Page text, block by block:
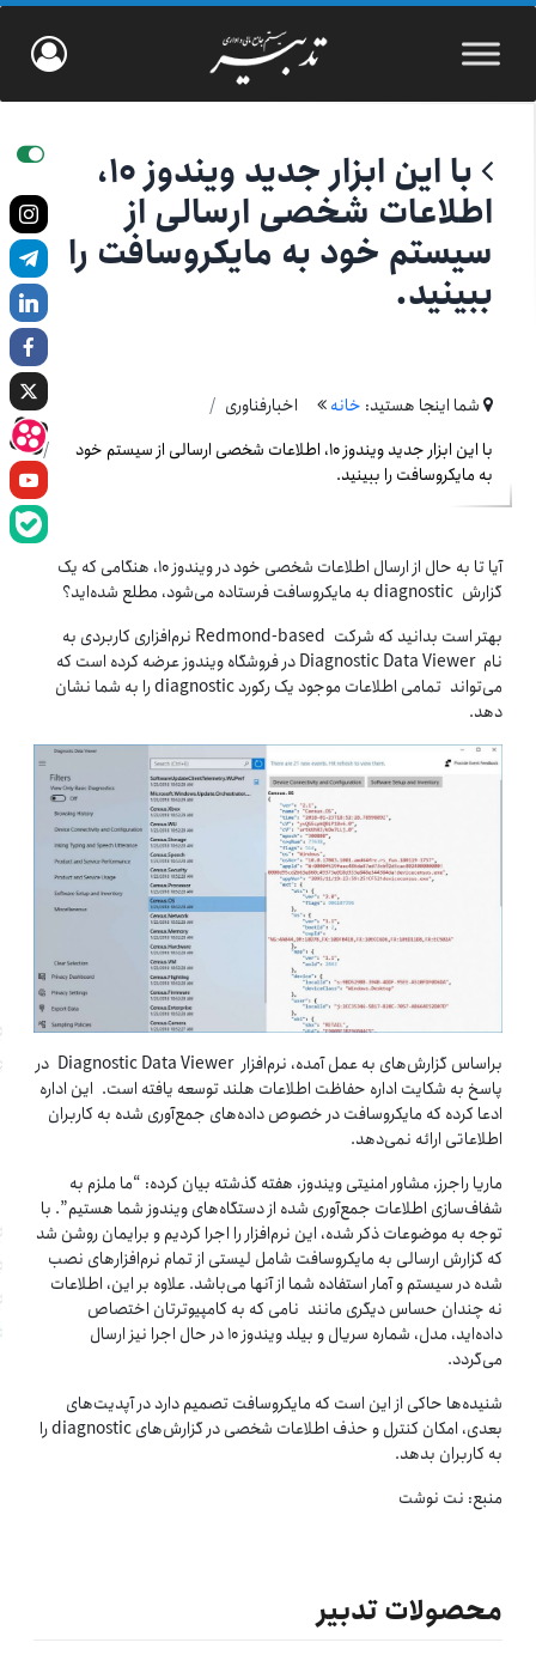
با این ابزار جدید ویندوز ۱۰،
اطلاعات شخصی ارسالی از
سیستم خود به مایکروسافت را
ببینید.
شما اینجا هستید: خانه
اخبارفناوری
با این ابزار جدید ویندوز ۱۰، اطلاعات شخصی ارسالی از سیستم خود
به مایکروسافت را ببینید.
آیا تا به حال از ارسال اطلاعات شخصی خود در ویندوز ۱۰، هنگامی که یک
گزارش diagnostic به مایکروسافت فرستاده می‌شود، مطلع شده‌اید؟
بهتر است بدانید که شرکت Redmond-based نرم‌افزاری کاربردی به
نام Diagnostic Data Viewer در فروشگاه ویندوز عرضه کرده است که
می‌تواند تمامی اطلاعات موجود یک رکورد diagnostic را به شما نشان
دهد.
براساس گزارش‌های به عمل آمده، نرم‌افزار Diagnostic Data Viewer در
پاسخ به شکایت اداره حفاظت اطلاعات هلند توسعه یافته است. این اداره
ادعا کرده که مایکروسافت در خصوص داده‌های جمع‌آوری شده به کاربران
اطلاعاتی ارائه نمی‌دهد.
ماریا راجرز، مشاور امنیتی ویندوز، هفته گذشته بیان کرده: “ما ملزم به
شفاف‌سازی اطلاعات جمع‌آوری شده از دستگاه‌های ویندوز شما هستیم”. با
توجه به موضوعات ذکر شده، این نرم‌افزار را اجرا کردیم و برایمان روشن شد
که گزارش ارسالی به مایکروسافت شامل لیستی از تمام نرم‌افزارهای نصب
شده در سیستم و آمار استفاده شما از آنها می‌باشد. علاوه بر این، اطلاعات
نه چندان حساس دیگری مانند نامی که به کامپیوترتان اختصاص
داده‌اید، مدل، شماره سریال و بیلد ویندوز ۱۰ در حال اجرا نیز ارسال
می‌گردد.
شنیده‌ها حاکی از این است که مایکروسافت تصمیم دارد در آپدیت‌های
بعدی، امکان کنترل و حذف اطلاعات شخصی در گزارش‌های diagnostic را
به کاربران بدهد.
منبع: نت نوشت
محصولات تدبیر